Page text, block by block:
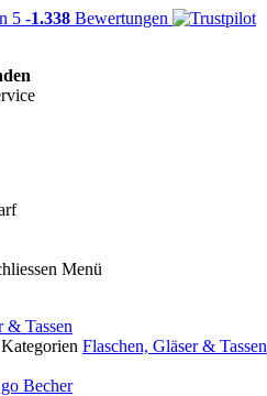
5 -1.338 Bewertungen
Menü
& Tassen
Flaschen, Gläser & Tassen
Becher